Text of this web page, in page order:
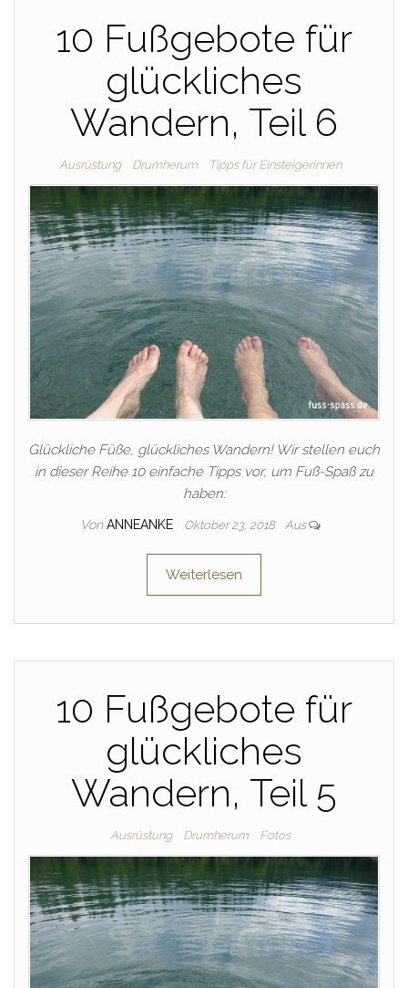
10 Fußgebote für
glückliches
Wandern, Teil 6
Ausrüstung Drumherum Tipps für Einsteigerinnen
Glückliche Füße, glückliches Wandern! Wir stellen euch
in dieser Reihe 10 einfache Tipps vor, um Fuß-Spaß zu
haben:
Von ANNEANKE Oktober 23, 2018 Aus
Weiterlesen
10 Fußgebote für
glückliches
Wandern, Teil 5
Ausrüstung Drumherum Fotos